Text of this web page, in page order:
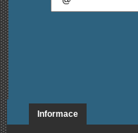
Informace